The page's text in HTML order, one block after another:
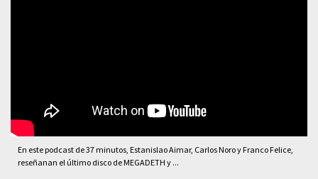
En este podcast de 37 minutos, Estanislao Aimar, Carlos Noro y Franco Felice,
reseñanan el último disco de MEGADETH y ...